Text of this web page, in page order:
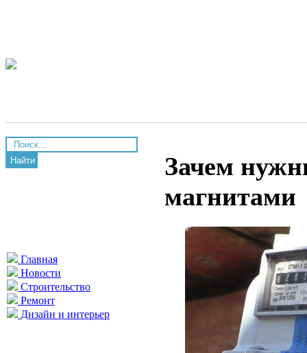
Найти
Главная
Новости
Строительство
Ремонт
Дизайн и интерьер
Зачем
магнитами